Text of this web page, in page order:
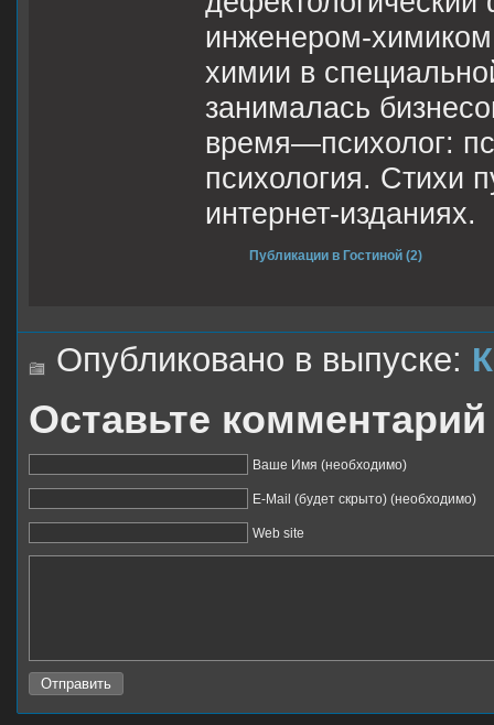
инженером-
химии в
занималась
время—психолог:
психология. Стихи
интернет-изданиях.
Публикации в Гостиной (2)
Опубликовано в выпуске:
Оставьте комментарий
Ваше Имя (необходимо)
E-Mail (будет скрыто) (необходимо)
Web site